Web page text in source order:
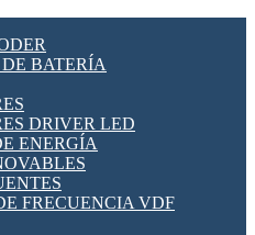
CABLE
IOT
BATERÍA
DRIVER LED
ENERGÍA
FRECUENCIA VDF